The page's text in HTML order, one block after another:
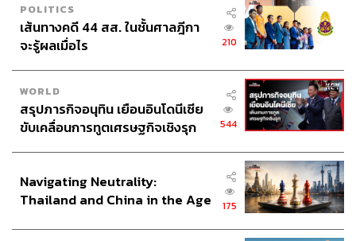
POLITICS
เส้นทางคดี 44 สส. ในชั้นศาลฎีกา
จะรู้ผลเมื่อไร
210
WORLD
สรุปภารกิจอนุทิน เยือนอินโดนีเซีย
ขับเคลื่อนการทูตเศรษฐกิจเชิงรุก
544
Navigating Neutrality:
Thailand and China in the Age
175